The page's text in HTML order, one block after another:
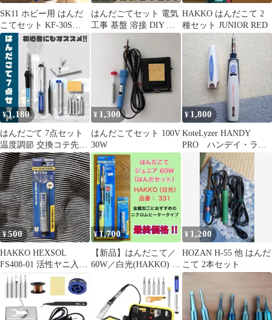
SK11 ホビー用 はんだ
こてセット KF-30S
30W
はんだごてセット 電気
工事 基盤 溶接 DIY 半
田 工具セット 大工道具
工作 はんだこて まとめ
売り スタンド ワイヤー
アクセサリー 激安 大量
HAKKO はんだこて 2
種セット JUNIOR RED
¥1,180
はんだごて 7点セット
温度調節 交換コテ先
DIY 電子工作 工具
¥ 1,300
はんだこてセット 100V
30W
¥ 1,800
KoteLyzer HANDY
PRO ハンデイ・ラ
プロ 60
¥500
HAKKO HEXSOL
FS408-01 活性ヤニ入り
はんだ
¥1,700
【新品】はんだこて／
60W／白光(HAKKO) ／
JUNIOR／No.331
¥ 1,200
HOZAN H-55 他 はんだ
こて 2本セット